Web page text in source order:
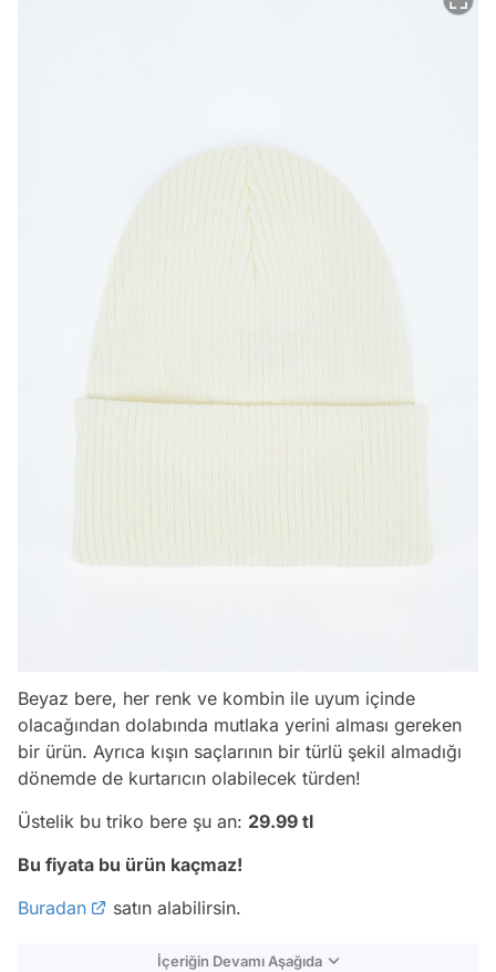
Beyaz bere, her renk ve kombin ile uyum içinde
olacağından dolabında mutlaka yerini alması gereken
bir ürün. Ayrıca kışın saçlarının bir türlü şekil almadığı
dönemde de kurtarıcın olabilecek türden!
Üstelik bu triko bere şu an: 29.99 tl
Bu fiyata bu ürün kaçmaz!
Buradan
satın alabilirsin.
İçeriğin Devamı Aşağıda